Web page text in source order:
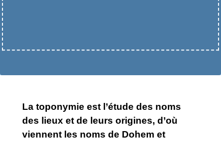
La toponymie est l’étude des noms
des lieux et de leurs origines, d’où
viennent les noms de Dohem et